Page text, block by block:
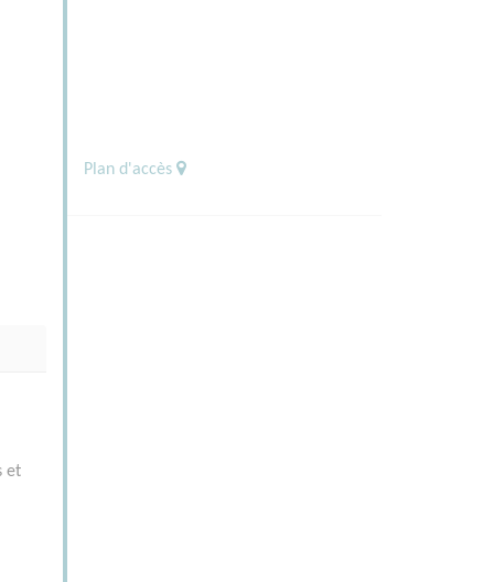
et
Plan d'accès